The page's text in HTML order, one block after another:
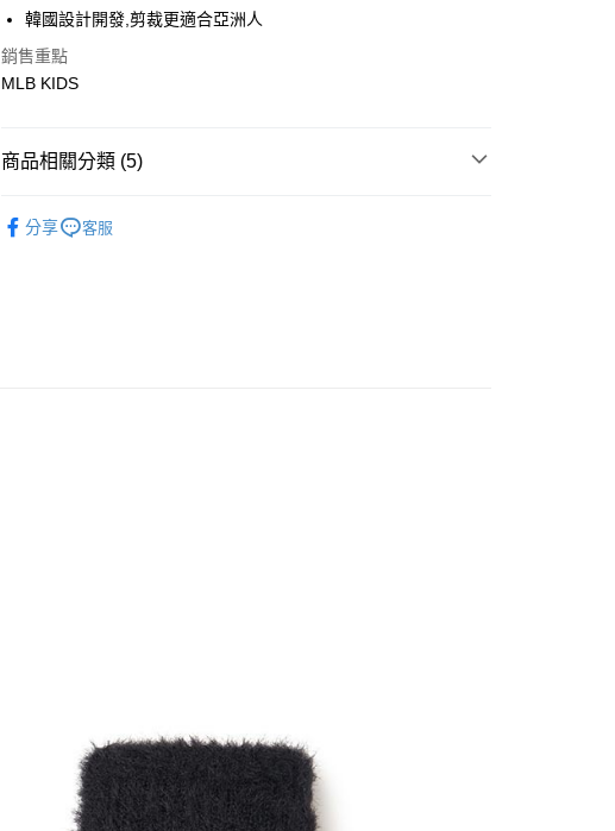
運送方式
全家取貨<不支援離島取退>
韓國設計開發,剪裁更適合亞洲人
銷售重點
MLB KIDS
商品相關分類 (5)
分享 客服